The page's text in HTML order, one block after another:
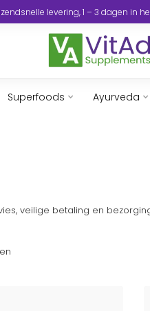
levering, 1 – 3 dagen in
Superfoods Ayurveda
veilige betaling en